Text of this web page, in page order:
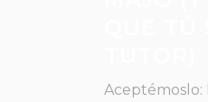
Aceptémoslo: